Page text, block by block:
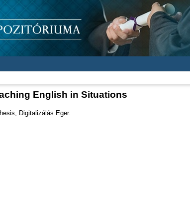
English in Situations
Digitalizálás Eger.